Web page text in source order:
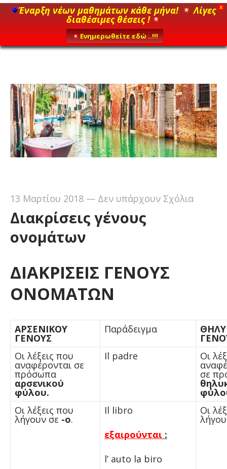
X
Έναρξη νέων μαθημάτων κάθε μήνα! Λίγες
διαθέσιμες θέσεις !
Ενημερωθείτε εδώ ..!!!
13 Μαρτίου 2018— Δεν υπάρχουν Σχόλια
Διακρίσεις γένους
ονομάτων
ΔΙΑΚΡΙΣΕΙΣ ΓΕΝΟΥΣ
ΟΝΟΜΑΤΩΝ
ΑΡΣΕΝΙΚΟΥ
ΓΕΝΟΥΣ
Παράδειγμα
Οι λέξεις που
αναφέρονται σε
πρόσωπα
αρσενικού
φύλου.
Il padre Οι
σε
Οι λέξεις που
λήγουν σε -ο.
Il libro
εξαιρούνται:
l’ auto la biro
Οι